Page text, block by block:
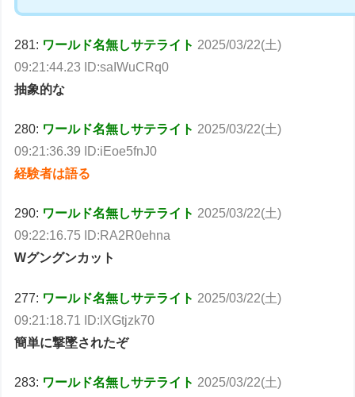
281: ワールド名無しサテライト 2025/03/22(土)
09:21:44.23 ID:saIWuCRq0
抽象的な
280: ワールド名無しサテライト 2025/03/22(土)
09:21:36.39 ID:iEoe5fnJ0
経験者は語る
290: ワールド名無しサテライト2025/03/22(土)
09:22:16.75 ID:RA2R0ehna
Wグングンカット
277: ワールド名無しサテライト 2025/03/22(土)
09:21:18.71 ID:lXGtjzk70
簡単に撃墜されたぞ
283: ワールド名無しサテライト 2025/03/22(土)